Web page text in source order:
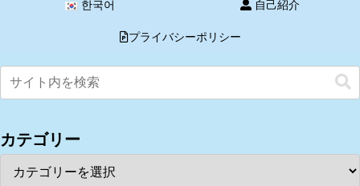
한국어 自己紹介
プライバシーポリシー
カテゴリー